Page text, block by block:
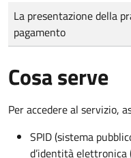
Tipo di pagamento
Importo
La presentazione della
pagamento
Cosa serve
Per accedere al servizio,
SPID (sistema
d’identità elettronica